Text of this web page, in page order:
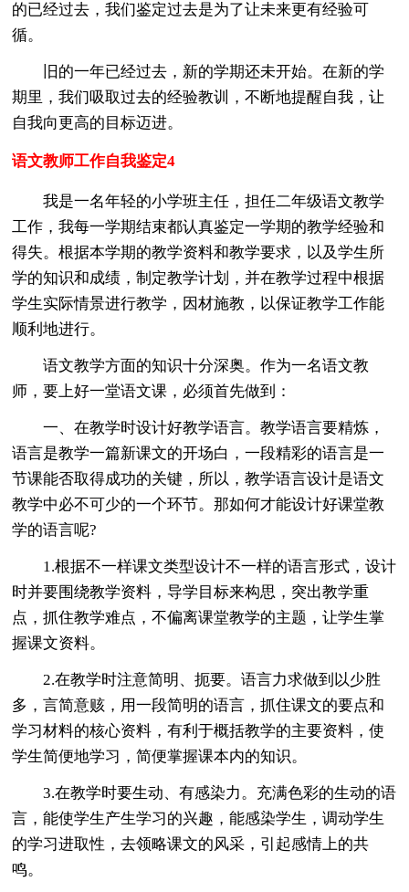
的已经过去，我们鉴定过去是为了让未来更有经验可
循。
旧的一年已经过去，新的学期还未开始。在新的学
期里，我们吸取过去的经验教训，不断地提醒自我，让
自我向更高的目标迈进。
语文教师工作自我鉴定4
我是一名年轻的小学班主任，担任二年级语文教学
工作，我每一学期结束都认真鉴定一学期的教学经验和
得失。根据本学期的教学资料和教学要求，以及学生所
学的知识和成绩，制定教学计划，并在教学过程中根据
学生实际情景进行教学，因材施教，以保证教学工作能
顺利地进行。
语文教学方面的知识十分深奥。作为一名语文教
师，要上好一堂语文课，必须首先做到：
一、在教学时设计好教学语言。教学语言要精炼，
语言是教学一篇新课文的开场白，一段精彩的语言是一
节课能否取得成功的关键，所以，教学语言设计是语文
教学中必不可少的一个环节。那如何才能设计好课堂教
学的语言呢?
1.根据不一样课文类型设计不一样的语言形式，设计
时并要围绕教学资料，导学目标来构思，突出教学重
点，抓住教学难点，不偏离课堂教学的主题，让学生掌
握课文资料。
2.在教学时注意简明、扼要。语言力求做到以少胜
多，言简意赅，用一段简明的语言，抓住课文的要点和
学习材料的核心资料，有利于概括教学的主要资料，使
学生简便地学习，简便掌握课本内的知识。
3.在教学时要生动、有感染力。充满色彩的生动的语
言，能使学生产生学习的兴趣，能感染学生，调动学生
的学习进取性，去领略课文的风采，引起感情上的共
鸣。